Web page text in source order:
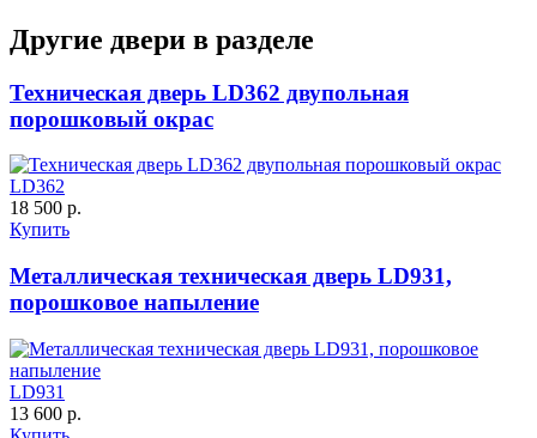
Другие двери в разделе
Техническая дверь LD362 двупольная
порошковый окрас
LD362
18 500 р.
Купить
Металлическая техническая дверь LD931,
порошковое напыление
LD931
13 600 р.